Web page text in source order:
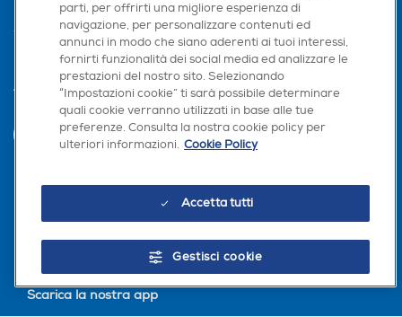
Trova negozio
Scarica la nostra app
parti, per offrirti una migliore esperienza di
navigazione, per personalizzare contenuti ed
annunci in modo che siano aderenti ai tuoi interessi,
fornirti funzionalità dei social media ed analizzare le
prestazioni del nostro sito. Selezionando
“Impostazioni cookie” ti sarà possibile determinare
quali cookie verranno utilizzati in base alle tue
preferenze. Consulta la nostra cookie policy per
ulteriori informazioni. Cookie Policy
Accetta tutti
Gestisci cookie